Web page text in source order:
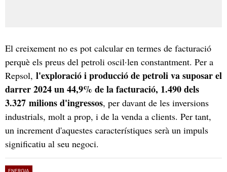
El creixement no es pot calcular en termes de facturació
perquè els preus del petroli oscil·len constantment. Per a
Repsol, l'exploració i producció de petroli va suposar el
darrer 2024 un 44,9% de la facturació, 1.490 dels
3.327 milions d'ingressos, per davant de les inversions
industrials, molt a prop, i de la venda a clients. Per tant,
un increment d'aquestes característiques serà un impuls
significatiu al seu negoci.
ENERGIA